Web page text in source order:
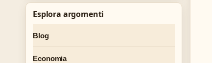
Esplora argomenti
Blog
Economia